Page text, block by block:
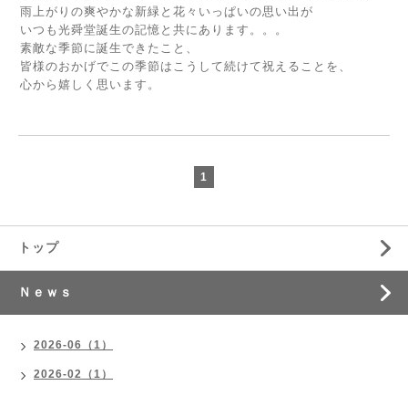
雨上がりの爽やかな新緑と花々いっぱいの思い出が
いつも光舜堂誕生の記憶と共にあります。。。
素敵な季節に誕生できたこと、
皆様のおかげでこの季節はこうして続けて祝えることを、
心から嬉しく思います。
1
トップ
Ｎｅｗｓ
2026-06（1）
2026-02（1）